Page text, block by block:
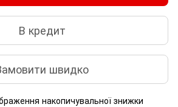
В кредит
швидко
накопичувальної знижки